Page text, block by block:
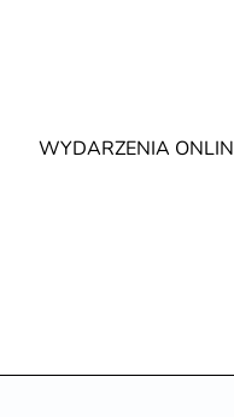
WYDARZENIA